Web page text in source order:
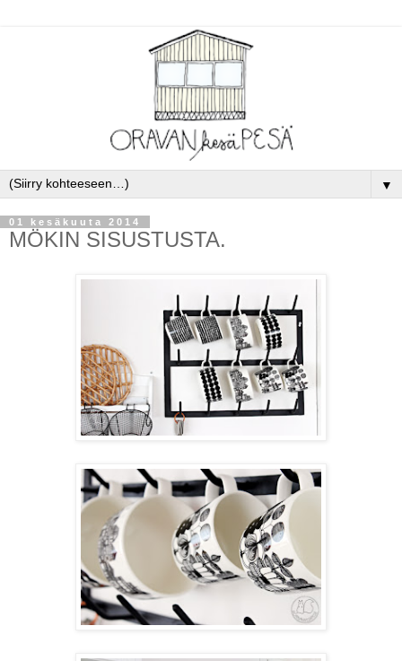
▼
01 kesäkuuta 2014
MÖKIN SISUSTUSTA.